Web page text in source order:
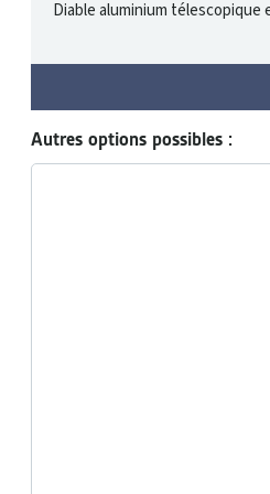
Diable aluminium
Autres options possibles :